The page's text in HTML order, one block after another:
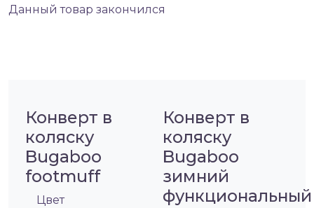
Данный товар закончился
Конверт в
коляску
Bugaboo
footmuff
Цвет
Конверт в
коляску
Bugaboo
зимний
функциональный